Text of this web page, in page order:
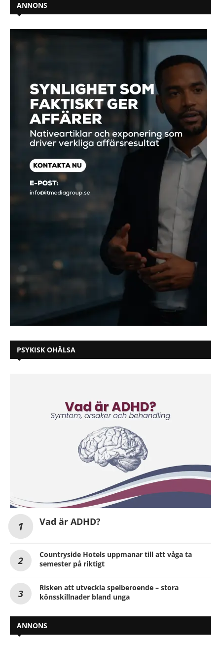
ANNONS
PSYKISK OHÄLSA
Vad är ADHD?
Countryside Hotels uppmanar till att våga ta
semester på riktigt
Risken att utveckla spelberoende – stora
könsskillnader bland unga
ANNONS